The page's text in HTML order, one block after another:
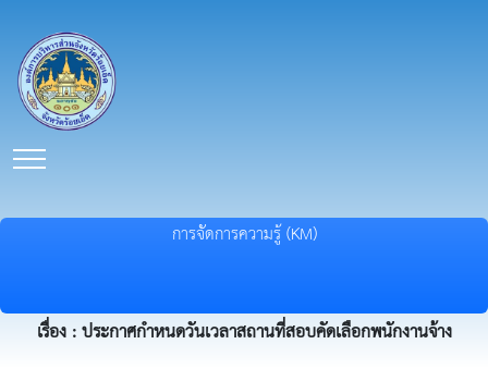
การจัดการความรู้ (KM)
เรื่อง : ประกาศกำหนดวันเวลาสถานที่สอบคัดเลือกพนักงานจ้าง